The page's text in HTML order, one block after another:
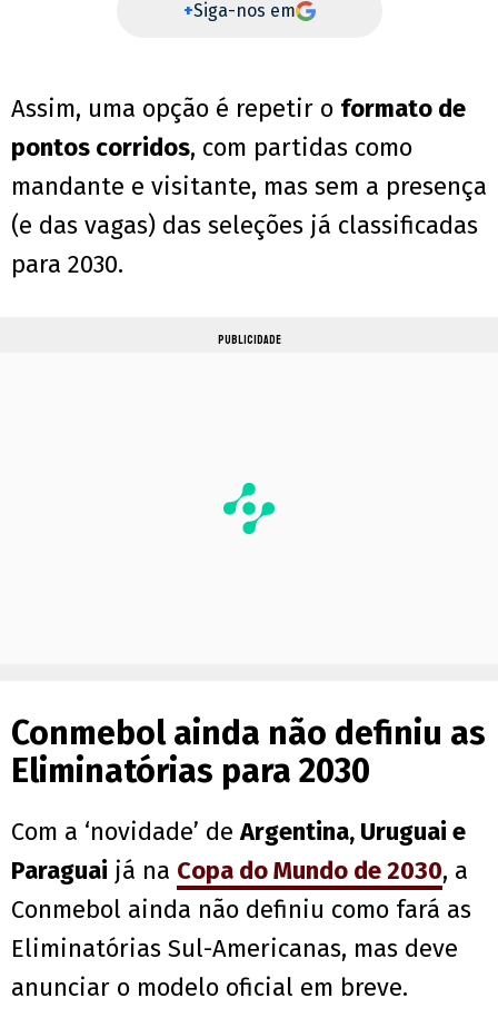
+Siga-nos em
Assim, uma opção é repetir o formato de
pontos corridos, com partidas como
mandante e visitante, mas sem a presença
(e das vagas) das seleções já classificadas
para 2030.
PUBLICIDADE
Conmebol ainda não definiu as
Eliminatórias para 2030
Com a ‘novidade’ deArgentina, Uruguai e
Paraguai já na Copa do Mundo de 2030, a
Conmebol ainda não definiu como fará as
Eliminatórias Sul-Americanas, mas deve
anunciar o modelo oficial em breve.